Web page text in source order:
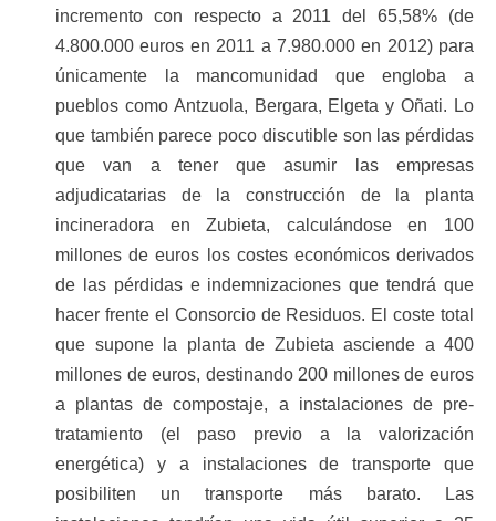
incremento con respecto a 2011 del 65,58% (de
4.800.000 euros en 2011 a 7.980.000 en 2012) para
únicamente la mancomunidad que engloba a
pueblos como Antzuola, Bergara, Elgeta y Oñati. Lo
que también parece poco discutible son las pérdidas
que van a tener que asumir las empresas
adjudicatarias de la construcción de la planta
incineradora en Zubieta, calculándose en 100
millones de euros los costes económicos derivados
de las pérdidas e indemnizaciones que tendrá que
hacer frente el Consorcio de Residuos. El coste total
que supone la planta de Zubieta asciende a 400
millones de euros, destinando 200 millones de euros
a plantas de compostaje, a instalaciones de pre-
tratamiento (el paso previo a la valorización
energética) y a instalaciones de transporte que
posibiliten un transporte más barato. Las